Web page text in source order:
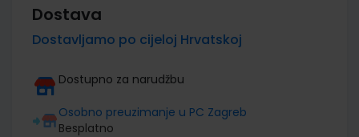
Dostava
Dostavljamo po cijeloj Hrvatskoj
Dostupno za narudžbu
Osobno preuzimanje u PC Zagreb
Besplatno